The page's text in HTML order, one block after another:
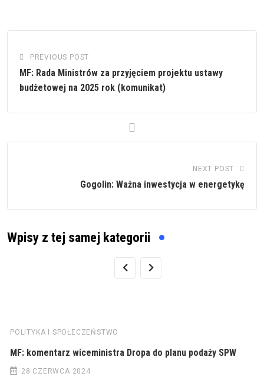
PREVIOUS POST
MF: Rada Ministrów za przyjęciem projektu ustawy
budżetowej na 2025 rok (komunikat)
NEXT POST
Gogolin: Ważna inwestycja w energetykę
Wpisy z tej samej kategorii
POLITYKA I SPOŁECZEŃSTWO
MF: komentarz wiceministra Dropa do planu podaży SPW
28 CZERWCA 2024